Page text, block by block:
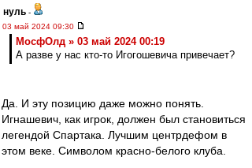
нуль -
03 май 2024 09:30
МосфОлд » 03 май 2024 00:19
А разве у нас кто-то Игогошевича привечает?
Да. И эту позицию даже можно понять.
Игнашевич, как игрок, должен был становиться
легендой Спартака. Лучшим центрдефом в
этом веке. Символом красно-белого клуба.